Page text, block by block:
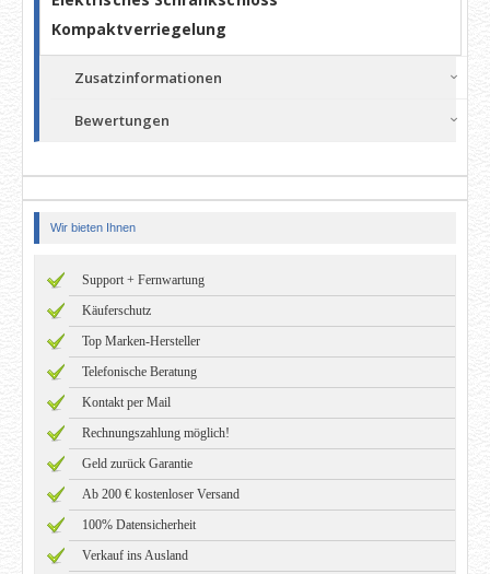
Kompaktverriegelung
Zusatzinformationen
Bewertungen
Wir bieten Ihnen
Support + Fernwartung
Käuferschutz
Top Marken-Hersteller
Telefonische Beratung
Kontakt per Mail
Rechnungszahlung möglich!
Geld zurück Garantie
Ab 200 € kostenloser Versand
100% Datensicherheit
Verkauf ins Ausland